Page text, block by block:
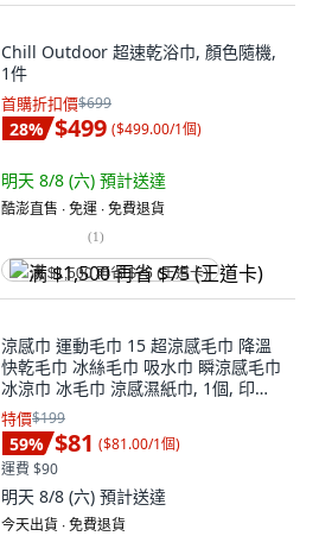
Chill Outdoor 超速乾浴巾, 顏色隨機,
1件
首購折扣價$699
28% $499 ($499.00/1個)
明天 8/8 (六) 預計送達
酷澎直售 ∙ 免運 ∙ 免費退貨
(1)
满 $1,500 再省 $75 (王道卡)
涼感巾 運動毛巾 15 超涼感毛巾 降溫
快乾毛巾 冰絲毛巾 吸水巾 瞬涼感毛巾
冰涼巾 冰毛巾 涼感濕紙巾, 1個, 印花
款
特價$199
59% $81 ($81.00/1個)
運費 $90
明天 8/8 (六) 預計送達
今天出貨 ∙ 免費退貨